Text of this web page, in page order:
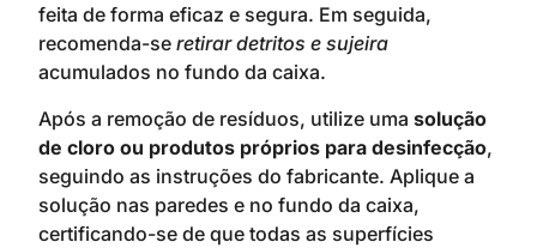
feita de forma eficaz e segura. Em seguida,
recomenda-se retirar detritos e sujeira
acumulados no fundo da caixa.
Após a remoção de resíduos, utilize uma solução
de cloro ou produtos próprios para desinfecção,
seguindo as instruções do fabricante. Aplique a
solução nas paredes e no fundo da caixa,
certificando-se de que todas as superfícies